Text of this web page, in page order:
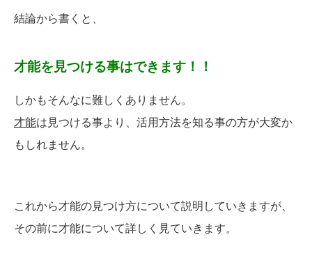
結論から書くと、
才能を見つける事はできます！！
しかもそんなに難しくありません。
才能は見つける事より、活用方法を知る事の方が大変か
もしれません。
これから才能の見つけ方について説明していきますが、
その前に才能について詳しく見ていきます。